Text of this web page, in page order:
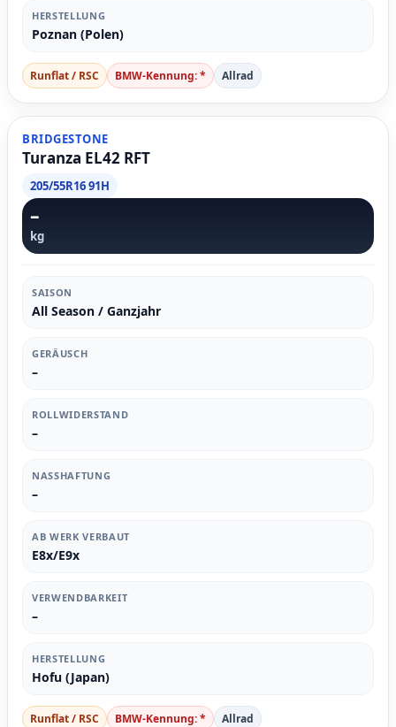
HERSTELLUNG
Poznan (Polen)
Runflat / RSC BMW-Kennung: * Allrad
BRIDGESTONE
Turanza EL42 RFT
205/55R16 91H
–
kg
SAISON
All Season / Ganzjahr
GERÄUSCH
–
ROLLWIDERSTAND
–
NASSHAFTUNG
–
AB WERK VERBAUT
E8x/E9x
VERWENDBARKEIT
–
HERSTELLUNG
Hofu (Japan)
Runflat / RSC BMW-Kennung: * Allrad